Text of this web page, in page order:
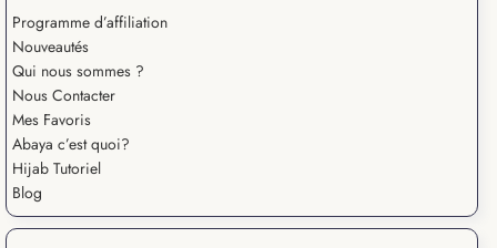
Programme d’affiliation
Nouveautés
Qui nous sommes ?
Nous Contacter
Mes Favoris
Abaya c’est quoi?
Hijab Tutoriel
Blog